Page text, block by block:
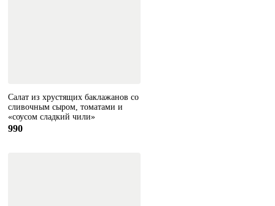
Салат из хрустящих баклажанов со
сливочным сыром, томатами и
«соусом сладкий чили»
990